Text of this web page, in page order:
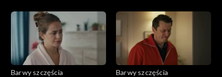
801–900
782–800
Barwy szczęścia
Barwy szczęścia